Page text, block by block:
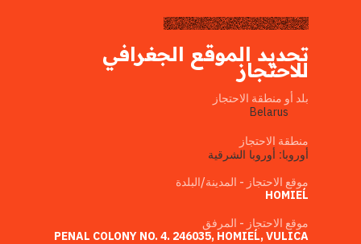
تحديد الموقع الجغرافي
للاحتجاز
بلد أو منطقة الاحتجاز
Belarus
منطقة الاحتجاز
أوروبا: أوروبا الشرقية
موقع الاحتجاز - المدينة/البلدة
HOMIEĹ
موقع الاحتجاز - المرفق
PENAL COLONY NO. 4. 246035, HOMIEĹ, VULICA